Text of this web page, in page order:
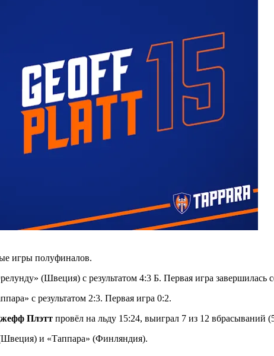
игры полуфиналов.
(Швеция) с результатом 4:3 Б. Первая игра завершилась
с результатом 2:3. Первая игра 0:2.
Плэтт провёл на льду 15:24, выиграл 7 из 12 вбрасываний
и «Таппара» (Финляндия).